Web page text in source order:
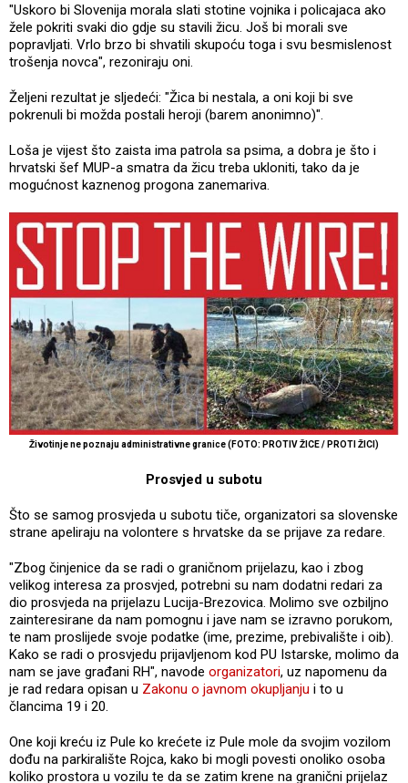
"Uskoro bi Slovenija morala slati stotine vojnika i policajaca ako
žele pokriti svaki dio gdje su stavili žicu. Još bi morali sve
popravljati. Vrlo brzo bi shvatili skupoću toga i svu besmislenost
trošenja novca", rezoniraju oni.
Željeni rezultat je sljedeći: "Žica bi nestala, a oni koji bi sve
pokrenuli bi možda postali heroji (barem anonimno)".
Loša je vijest što zaista ima patrola sa psima, a dobra je što i
hrvatski šef MUP-a smatra da žicu treba ukloniti, tako da je
mogućnost kaznenog progona zanemariva.
Životinje ne poznaju administrativne granice (FOTO: PROTIV ŽICE / PROTI ŽICI)
Prosvjed u subotu
Što se samog prosvjeda u subotu tiče, organizatori sa slovenske
strane apeliraju na volontere s hrvatske da se prijave za redare.
"Zbog činjenice da se radi o graničnom prijelazu, kao i zbog
velikog interesa za prosvjed, potrebni su nam dodatni redari za
dio prosvjeda na prijelazu Lucija-Brezovica. Molimo sve ozbiljno
zainteresirane da nam pomognu i jave nam se izravno porukom,
te nam proslijede svoje podatke (ime, prezime, prebivalište i oib).
Kako se radi o prosvjedu prijavljenom kod PU Istarske, molimo da
nam se jave građani RH", navode organizatori, uz napomenu da
je rad redara opisan u Zakonu o javnom okupljanju i to u
člancima 19 i 20.
One koji kreću iz Pule ko krećete iz Pule mole da svojim vozilom
dođu na parkiralište Rojca, kako bi mogli povesti onoliko osoba
koliko prostora u vozilu te da se zatim krene na granični prijelaz